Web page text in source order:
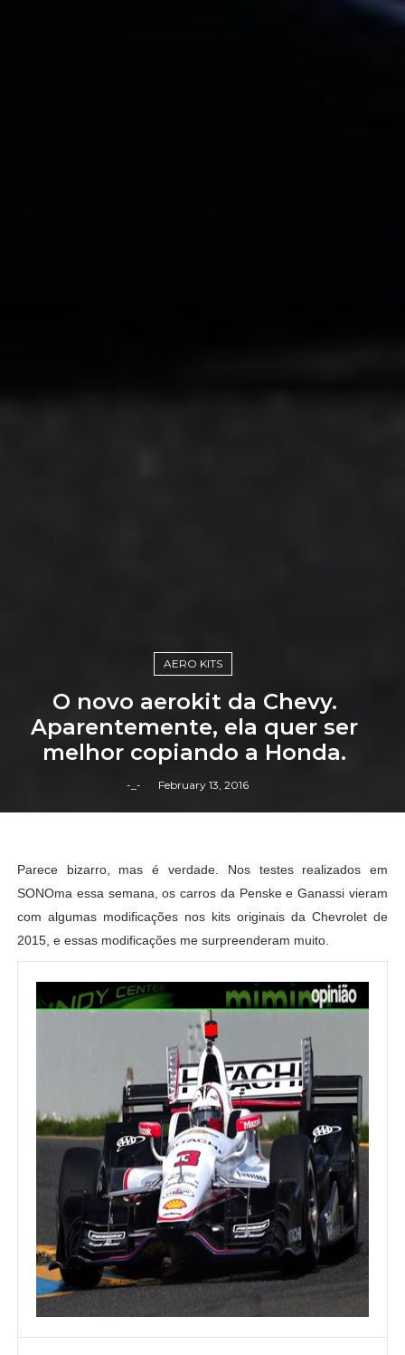
AERO KITS
O novo aerokit da Chevy.
Aparentemente, ela quer ser
melhor copiando a Honda.
-_- February 13, 2016
Parece bizarro, mas é verdade. Nos testes realizados em
SONOma essa semana, os carros da Penske e Ganassi vieram
com algumas modificações nos kits originais da Chevrolet de
2015, e essas modificações me surpreenderam muito.